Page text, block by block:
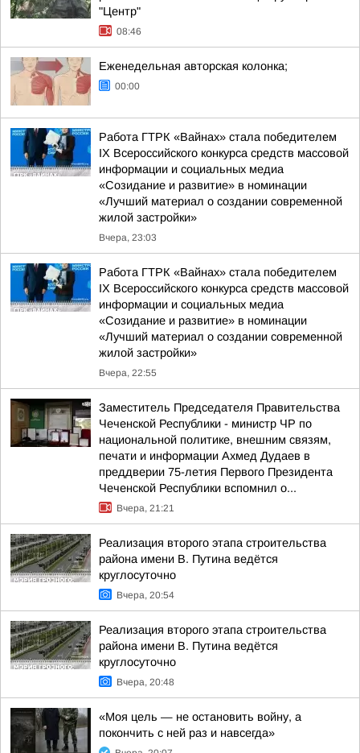
"Центр"
08:46
Еженедельная авторская колонка;
00:00
Работа ГТРК «Вайнах» стала победителем
IX Всероссийского конкурса средств массовой
информации и социальных медиа
«Созидание и развитие» в номинации
«Лучший материал о создании современной
жилой застройки»
Вчера, 23:03
Работа ГТРК «Вайнах» стала победителем
IX Всероссийского конкурса средств массовой
информации и социальных медиа
«Созидание и развитие» в номинации
«Лучший материал о создании современной
жилой застройки»
Вчера, 22:55
Заместитель Председателя Правительства
Чеченской Республики - министр ЧР по
национальной политике, внешним связям,
печати и информации Ахмед Дудаев в
преддверии 75-летия Первого Президента
Чеченской Республики вспомнил о...
Вчера, 21:21
Реализация второго этапа строительства
района имени В. Путина ведётся
круглосуточно
Вчера, 20:54
Реализация второго этапа строительства
района имени В. Путина ведётся
круглосуточно
Вчера, 20:48
«Моя цель — не остановить войну, а
покончить с ней раз и навсегда»